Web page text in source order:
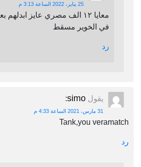
25 يناير، 2022 الساعة 3:13 م
معايا ١٢ الف مصري عايز ابدلهم
في الخوير مسقط
رد
يقول simo
:
31 مارس، 2021 الساعة 4:33 م
Tank,you veramatch
رد